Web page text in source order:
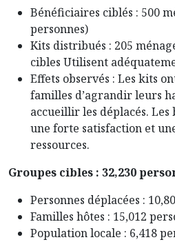
Bénéficiaires ciblés : 500
personnes)
Kits distribués : 205
cibles Utilisent
Effets observés : Les kits
familles d’agrandir leurs
accueillir les déplacés.
une forte satisfaction et
ressources.
Groupes cibles : 32,230
Personnes déplacées :
Familles hôtes : 15,012
Population locale : 6,418